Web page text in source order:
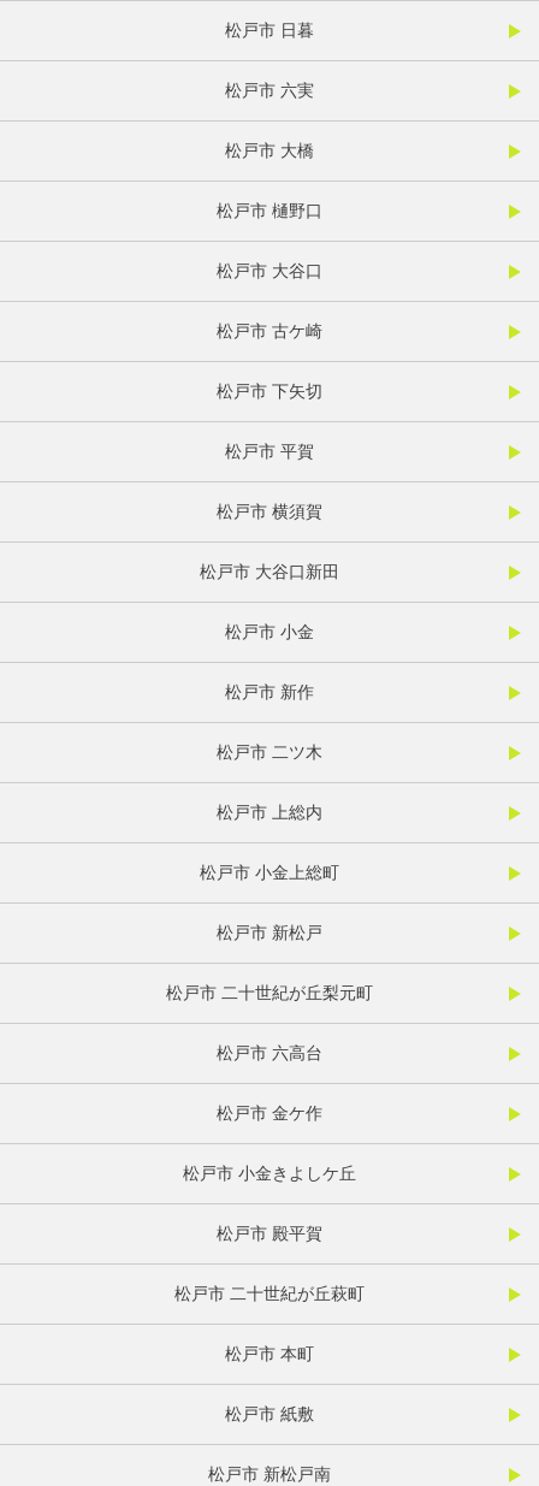
松戸市 日暮
松戸市 六実
松戸市 大橋
松戸市 樋野口
松戸市 大谷口
松戸市 古ケ崎
松戸市 下矢切
松戸市 平賀
松戸市 横須賀
松戸市 大谷口新田
松戸市 小金
松戸市 新作
松戸市 二ツ木
松戸市 上総内
松戸市 小金上総町
松戸市 新松戸
松戸市 二十世紀が丘梨元町
松戸市 六高台
松戸市 金ケ作
松戸市 小金きよしケ丘
松戸市 殿平賀
松戸市 二十世紀が丘萩町
松戸市 本町
松戸市 紙敷
松戸市 新松戸南